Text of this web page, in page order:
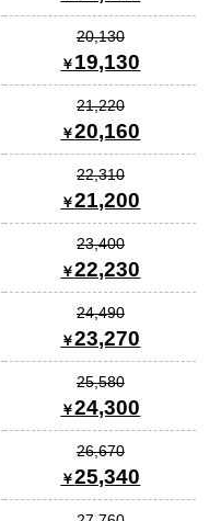
20,130
19,130
21,220
20,160
22,310
21,200
23,400
22,230
24,490
23,270
25,580
24,300
26,670
25,340